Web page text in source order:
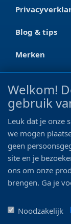
Blog & tips
Merken
0546 - 622
06 - 11 19
info@bo-
Welkom!
gebruik
Leuk dat je onze
we mogen
geen
site en je
ons om onze
brengen. Ga je
Noodzakelijk